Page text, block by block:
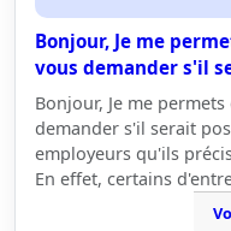
Bonjour, Je me
vous demander s'il
Bonjour, Je me
demander s'il serait
employeurs qu'ils
En effet, certains